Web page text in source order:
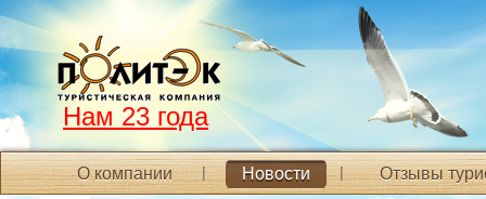
Нам 23 года
О компании Новости Отзывы